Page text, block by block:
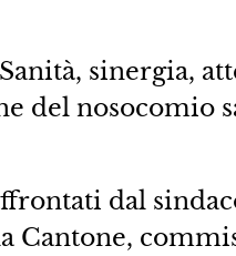
sinergia,
del nosocomio
dal
Cantone,